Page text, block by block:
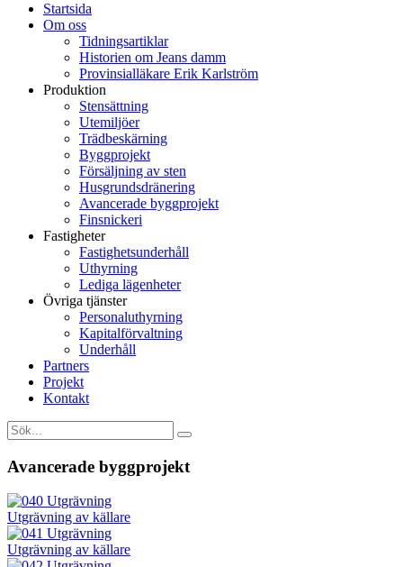
Startsida
Om oss
Tidningsartiklar
Historien om Jeans damm
Provinsialläkare Erik Karlström
Produktion
Stensättning
Utemiljöer
Trädbeskärning
Byggprojekt
Försäljning av sten
Husgrundsdränering
Avancerade byggprojekt
Finsnickeri
Fastigheter
Fastighetsunderhåll
Uthyrning
Lediga lägenheter
Övriga tjänster
Personaluthyrning
Kapitalförvaltning
Underhåll
Partners
Projekt
Kontakt
Avancerade byggprojekt
Utgrävning av källare
Utgrävning av källare